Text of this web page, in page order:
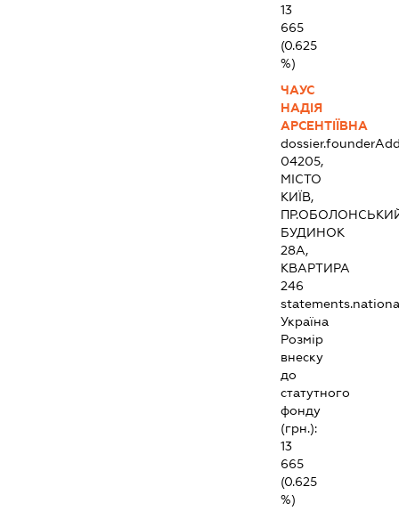
13
665
(0.625
%)
ЧАУС
НАДІЯ
АРСЕНТІЇВНА
04205,
МІСТО
КИЇВ,
БУДИНОК
28А,
КВАРТИРА
246
Україна
Розмір
внеску
до
статутного
фонду
(грн.):
13
665
(0.625
%)